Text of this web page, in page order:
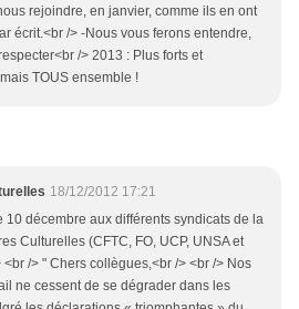
rejoindre, en janvier, comme ils en ont
écrit.<br /> -Nous vous ferons entendre,
/> 2013 : Plus forts et
TOUS ensemble !
18/12/2012 17:21
10 décembre aux différents syndicats de la
Culturelles (CFTC, FO, UCP, UNSA et
/> " Chers collègues,<br /> <br /> Nos
ne cessent de se dégrader dans les